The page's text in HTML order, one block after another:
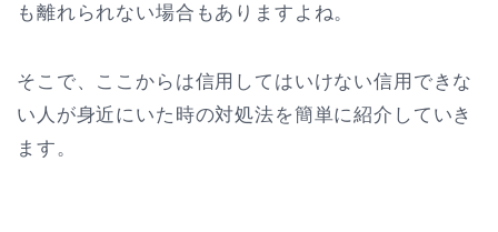
も離れられない場合もありますよね。
そこで、ここからは信用してはいけない信用できな
い人が身近にいた時の対処法を簡単に紹介していき
ます。